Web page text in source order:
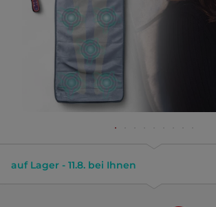
auf Lager - 11.8. bei Ihnen